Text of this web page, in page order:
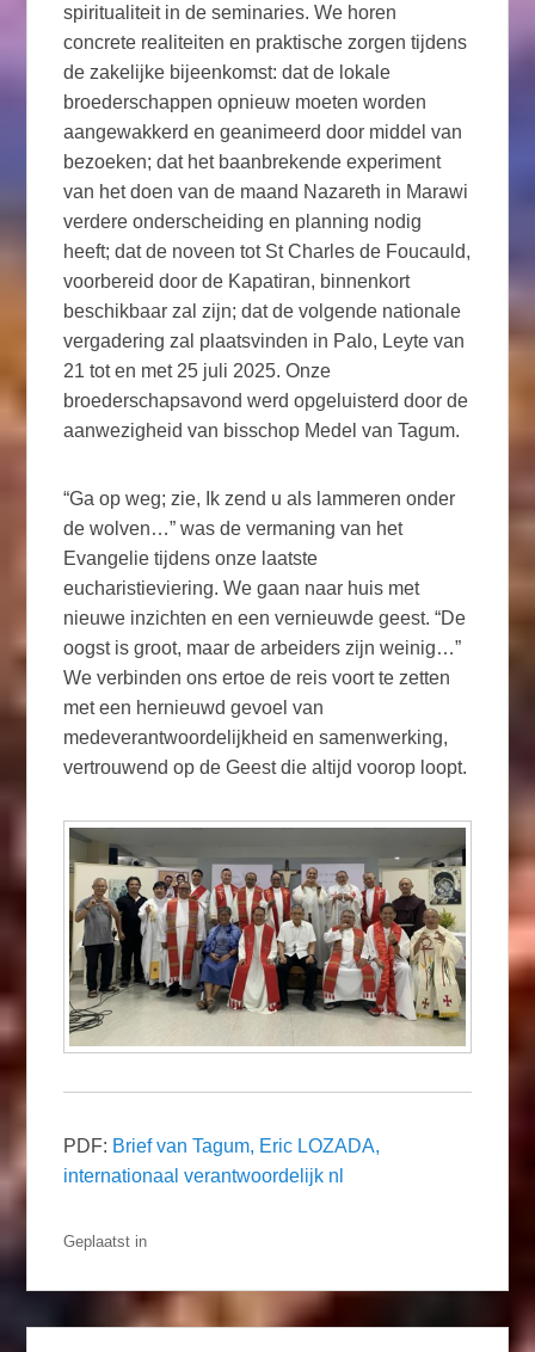
spiritualiteit in de seminaries. We horen
concrete realiteiten en praktische zorgen tijdens
de zakelijke bijeenkomst: dat de lokale
broederschappen opnieuw moeten worden
aangewakkerd en geanimeerd door middel van
bezoeken; dat het baanbrekende experiment
van het doen van de maand Nazareth in Marawi
verdere onderscheiding en planning nodig
heeft; dat de noveen tot St Charles de Foucauld,
voorbereid door de Kapatiran, binnenkort
beschikbaar zal zijn; dat de volgende nationale
vergadering zal plaatsvinden in Palo, Leyte van
21 tot en met 25 juli 2025. Onze
broederschapsavond werd opgeluisterd door de
aanwezigheid van bisschop Medel van Tagum.
“Ga op weg; zie, Ik zend u als lammeren onder
de wolven…” was de vermaning van het
Evangelie tijdens onze laatste
eucharistieviering. We gaan naar huis met
nieuwe inzichten en een vernieuwde geest. “De
oogst is groot, maar de arbeiders zijn weinig…”
We verbinden ons ertoe de reis voort te zetten
met een hernieuwd gevoel van
medeverantwoordelijkheid en samenwerking,
vertrouwend op de Geest die altijd voorop loopt.
PDF: Brief van Tagum, Eric LOZADA,
internationaal verantwoordelijk nl
Geplaatst in